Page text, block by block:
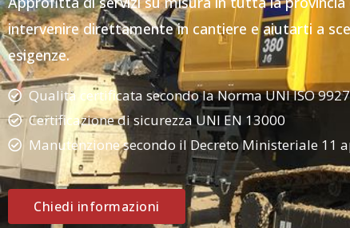
intervenire direttamente in cantiere e aiutarti a
esigenze.
Qualità certificata secondo la Norma UNI ISO
Certificazione di sicurezza UNI EN 13000
Manutenzione secondo il Decreto Ministeriale 11
Chiedi informazioni